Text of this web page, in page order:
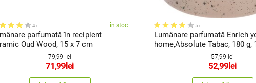
4x în stoc
parfumată în recipient
Oud Wood, 15 x 7 cm
79,99 lei
71,99lei
5x
Lumânare parfumată Enrich
home,Absolute Tabac, 180 g,
57,99 lei
52,99lei